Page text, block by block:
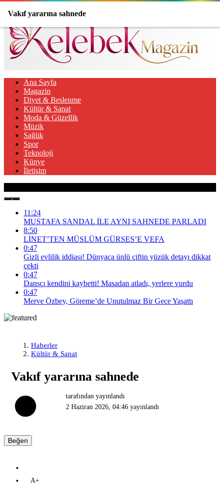
Ana Sayfa
Magazin
Diyet & Beslenme
Kültür & Sanat
Moda & Güzellik
Müzik
Sağlık
Spor
Teknoloji
Künye
İletişim
11:24
MUSTAFA SANDAL İLE AYNI SAHNEDE PARLADI
8:50
LİNET’TEN MÜSLÜM GÜRSES’E VEFA
0:47
Gizli evlilik iddiası! Dünyaca ünlü çiftin yüzük detayı dikkat
çekti
0:47
Dansçı kendini kaybetti! Masadan atladı, yerlere vurdu
0:47
Merve Özbey, Göreme’de Unutulmaz Bir Gece Yaşattı
Haberler
Kültür & Sanat
Vakıf yararına sahnede
tarafından yayınlandı
2 Haziran 2026, 04:46 yayınlandı
Beğen
A+
Vakıf yararına sahnede